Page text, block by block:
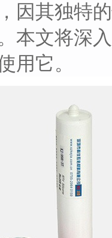
因其独特
本文将深
用它。